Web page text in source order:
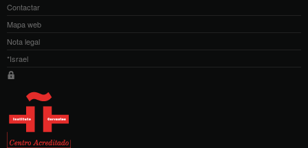
Contactar
Mapa web
Nota legal
*Israel